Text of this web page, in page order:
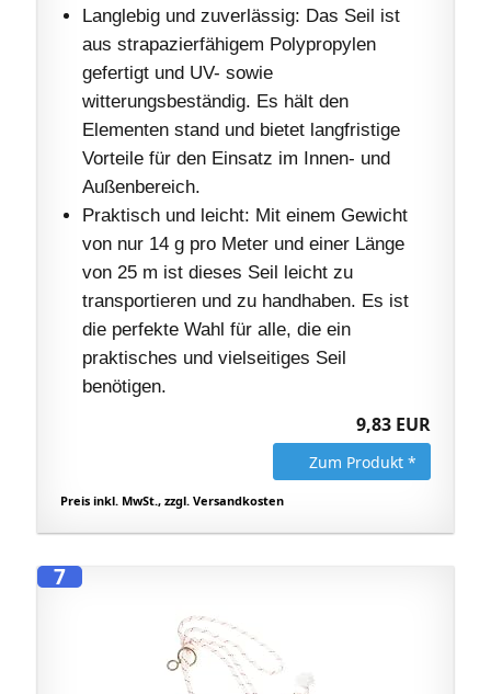
Langlebig und zuverlässig: Das Seil ist
aus strapazierfähigem Polypropylen
gefertigt und UV- sowie
witterungsbeständig. Es hält den
Elementen stand und bietet langfristige
Vorteile für den Einsatz im Innen- und
Außenbereich.
Praktisch und leicht: Mit einem Gewicht
von nur 14 g pro Meter und einer Länge
von 25 m ist dieses Seil leicht zu
transportieren und zu handhaben. Es ist
die perfekte Wahl für alle, die ein
praktisches und vielseitiges Seil
benötigen.
9,83 EUR
Zum Produkt *
Preis inkl. MwSt., zzgl. Versandkosten
7